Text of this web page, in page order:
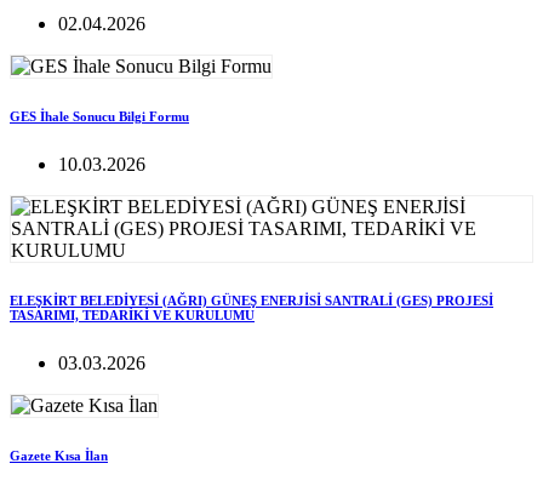
02.04.2026
GES İhale Sonucu Bilgi Formu
10.03.2026
ELEŞKİRT BELEDİYESİ (AĞRI) GÜNEŞ ENERJİSİ SANTRALİ (GES) PROJESİ
TASARIMI, TEDARİKİ VE KURULUMU
03.03.2026
Gazete Kısa İlan